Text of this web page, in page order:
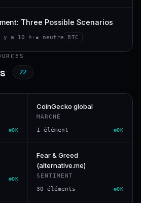
Three Possible Scenarios
a 10 h · ▪ neutre BTC
22
OK
CoinGecko global
MARCHÉ
1 élément OK
OK
Fear & Greed
(alternative.me)
SENTIMENT
30 éléments OK